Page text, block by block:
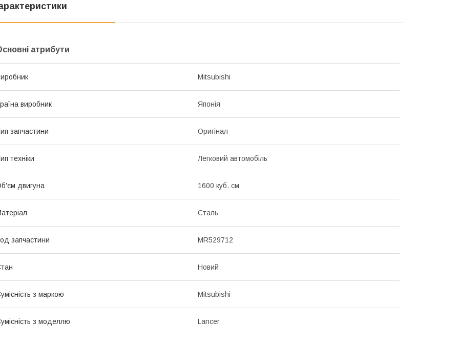
атрибути
Mitsubishi
виробник Японія
запчастини Оригінал
техніки Легковий автомобіль
двигуна 1600 куб. см
Сталь
запчастини MR529712
Новий
з маркою Mitsubishi
з моделлю Lancer